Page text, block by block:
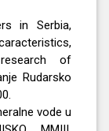
in Serbia,
research of
Rudarsko
vode u